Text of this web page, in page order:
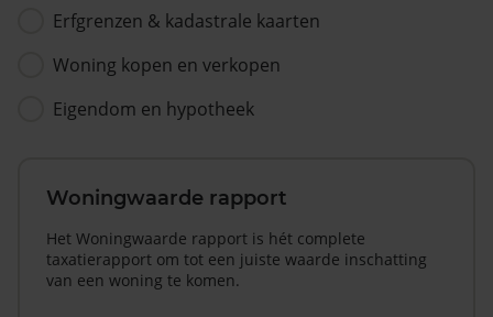
Erfgrenzen & kadastrale kaarten
Woning kopen en verkopen
Eigendom en hypotheek
Woningwaarde rapport
Het Woningwaarde rapport is hét complete
taxatierapport om tot een juiste waarde inschatting
van een woning te komen.